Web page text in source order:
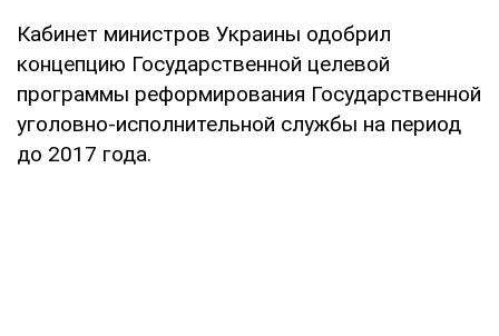
Кабинет министров Украины одобрил
концепцию Государственной целевой
программы реформирования Государственной
уголовно-исполнительной службы на период
до 2017 года.